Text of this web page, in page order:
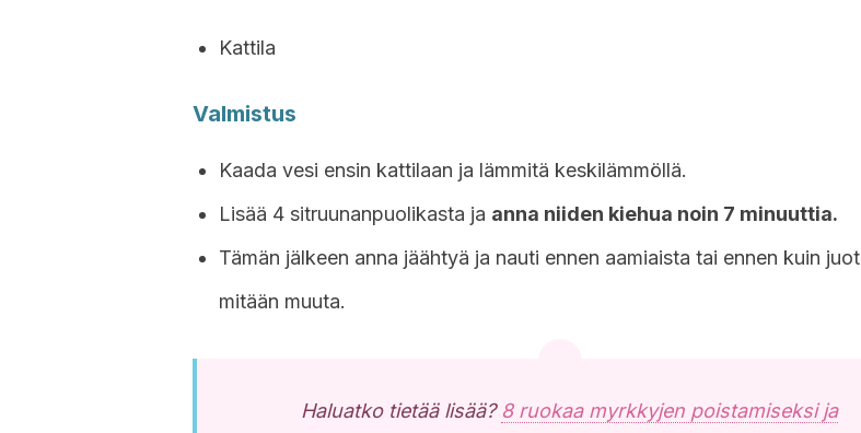
Kattila
Valmistus
Kaada vesi ensin kattilaan ja lämmitä keskilämmöllä.
Lisää 4 sitruunanpuolikasta ja anna niiden kiehua noin 7 minuuttia.
Tämän jälkeen anna jäähtyä ja nauti ennen aamiaista tai ennen kuin juot
mitään muuta.
Haluatko tietää lisää? 8 ruokaa myrkkyjen poistamiseksi ja